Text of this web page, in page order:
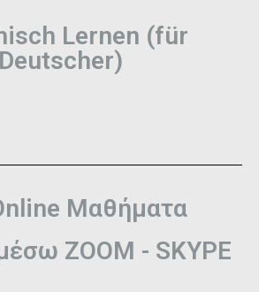
Lernen (für
Deutscher)
Μαθήματα
ZOOM - SKYPE